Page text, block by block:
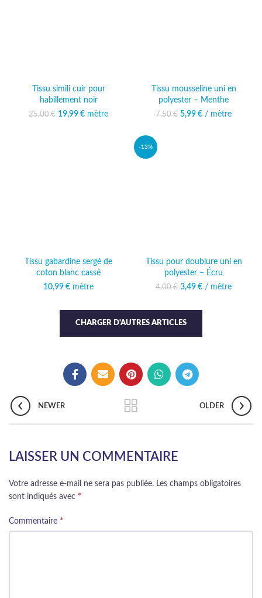
Tissu simili cuir pour
habillement noir
25,00€ Le prix initial était :
19,99 €
Le prix
mètre
Tissu mousseline uni en
polyester – Menthe
7,50€
Le prix initial était :
5,99 € Le prix actuel
/ mètre
Tissu gabardine sergé de
coton blanc cassé
10,99 € mètre
-13%
Tissu pour doublure uni en
polyester – Écru
4,00€
Le prix initial était :
3,49 € Le prix actuel
/ mètre
CHARGER D'AUTRES ARTICLES
NEWER OLDER
LAISSER UN COMMENTAIRE
Votre adresse e-mail ne sera pas publiée. Les champs obligatoires
sont indiqués avec *
Commentaire *